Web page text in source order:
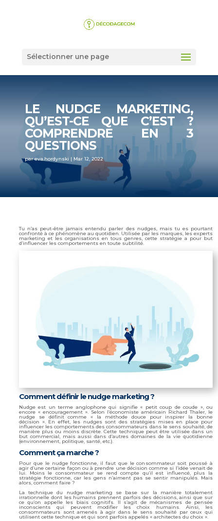
Sélectionner une page
LE NUDGE MARKETING,
QU’EST-CE QUE C’EST ?
COMPRENDRE EN 3
QUESTIONS
pareva.hordynski | Mar 12, 2022
Tu n’as peut-être jamais entendu parler des nudges, mais tu es pourtant
confronté à ce phénomène au quotidien. Utilisée par les marques, les experts
marketing et les organisations en tous genres, cette stratégie a pour but
d’influencer les comportements en toute subtilité.
Comment définir le nudge marketing ?
Nudge est un terme anglophone qui signifie « petit coup de coude », ou
encore « encouragement ». Selon l’économiste américain Richard Thaler, le
nudge se définit comme « la méthode douce pour inspirer la bonne
décision ». En effet, les nudges sont des stratégies mises en place pour
influencer les comportements des consommateurs dans le sens souhaité, de
manière plus ou moins discrète. Cette technique peut être utilisée dans un
but commercial, mais aussi dans d’autres domaines de la vie quotidienne
(environnement, politique, santé, etc.).
Comment ça marche ?
Pour que le nudge fonctionne, il faut que le consommateur soit poussé à
agir d’une certaine façon ou à prendre une décision comme si l’idée venait de
lui. Moins le consommateur se rend compte qu’il est influencé, plus la
stratégie fonctionne, car les gens n’aiment pas se sentir manipulés. Mais
alors, comment faire ?
La technique du nudge marketing se base sur la manière totalement
irrationnelle dont les humains prennent parfois des décisions, ainsi que sur
ce qu’on appelle les biais cognitifs. Il s’agit de mécanismes de pensée
inconscients qui peuvent modifier les choix humains. Ainsi, les
consommateurs sont amenés à agir dans le sens souhaité par ceux qui
utilisent cette technique et qui sont parfois appelés « architectes du choix ».